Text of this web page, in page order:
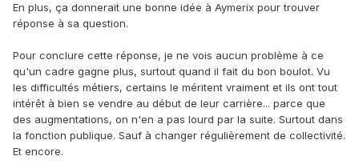
En plus, ça donnerait une bonne idée à Aymerix pour trouver
réponse à sa question.
Pour conclure cette réponse, je ne vois aucun problème à ce
qu'un cadre gagne plus, surtout quand il fait du bon boulot. Vu
les difficultés métiers, certains le méritent vraiment et ils ont tout
intérêt à bien se vendre au début de leur carrière... parce que
des augmentations, on n'en a pas lourd par la suite. Surtout dans
la fonction publique. Sauf à changer régulièrement de collectivité.
Et encore.